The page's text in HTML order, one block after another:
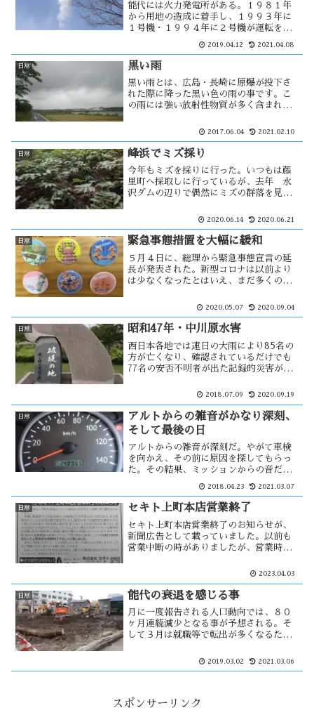
能代には火力発電所がある。１９８１年
から用地の造成に着手し、１９９３年に
１号機・１９９４年に２号機が運転を開
には石炭が使われている。その発端にな
ったのがオイルショックです。そして今
後は、洋上風力発電の建設に・・
2019.04.12 2021.04.08
日常 黒い雨
黒い雨とは、広島・長崎に原爆が投下さ
れた際に降った黒い色の雨の事です。こ
の雨には強い放射性物質が多く含まれて
範囲に二次的被爆を広げたとされていま
る？・・
2017.06.04 2021.02.10
日常 峰浜でミズ採り
今年もミズを採りに行った。いつもは藤
里町へ採取しに行っているが、去年 水
沢ダムの辺りで偶然にミズの群落を見付
2020.06.14 2020.06.21
日常 緊急事態措置を大幅に緩和
５月４日に、総理から緊急事態宣言の延
長が発表された。新型コロナは以前より
は少なくなったとはいえ、まだ多くの感
生しているが、この状態で自粛を緩めて
は比べものにならない状況になる。
2020.05.07 2020.09.04
日常 昭和47年・中川原水害
西日本各地では連日の大雨により85名の
方が亡くなり、確認されているだけでも
77名の安否不明者が出た記録的災害が発
まで雨が降り続いた事による昭和47年7月
川原水害はその時に発生した。
2018.07.09 2020.09.19
日常
アルトからの雑音がかなり深刻、
そして最後の日
アルトからの雑音が深刻だ。やがて車検
を向かえ、その前に原因を探してもらっ
た。その結果、ミッションからの音だと
るという。ボロアルトにその価値はない
と判断し、中古車を探してもらう事にし
た。そして、明日は新しいクルマが・・
2018.04.23 2021.03.07
日常 セキト上町本店営業終了
セキト上町本店営業終了のお知らせが、
新聞広告として載っていました。以前も
営業中断の時がありましたが、営業時間
人手不足によるものと書かれていました
化による・・・
2023.04.03
日常 能代の衰退を感じる事
月に一度報告される人口動向では、８０
ヶ月連続減少となる事が予想される。そ
して３月は就職等で転出が多くなるた
くなる。かつては能代の商店街として繁
2019.03.02 2021.03.06
スポンサーリンク